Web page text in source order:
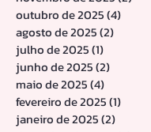
dezembro de 2025(1)1 post
novembro de 2025 (2)
outubro de 2025 (4)
agosto de 2025(2)
julho de 2025 (1)1 post
junho de 2025(2) 2 posts
maio de 2025(4)4 posts